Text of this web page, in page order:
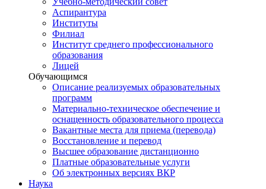
Аспирантура
Институты
Филиал
Институт среднего профессионального
образования
Лицей
Обучающимся
Описание реализуемых образовательных
программ
Материально-техническое обеспечение и
оснащенность образовательного процесса
Вакантные места для приема (перевода)
Восстановление и перевод
Высшее образование дистанционно
Платные образовательные услуги
Об электронных версиях ВКР
Наука